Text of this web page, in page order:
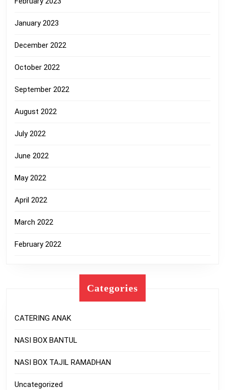
January 2023
December 2022
October 2022
September 2022
August 2022
July 2022
June 2022
May 2022
April 2022
March 2022
February 2022
Categories
CATERING ANAK
NASI BOX BANTUL
NASI BOX TAJIL RAMADHAN
Uncategorized